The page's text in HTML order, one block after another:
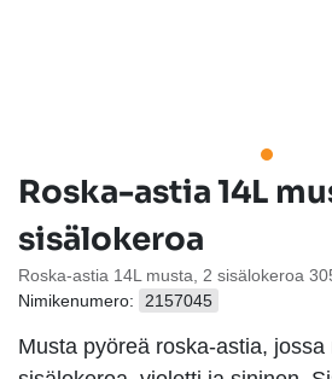
Roska-astia 14L
sisälokeroa
Roska-astia 14L musta, 2 sisälokeroa
Nimikenumero:
2157045
Musta pyöreä roska-astia, jossa